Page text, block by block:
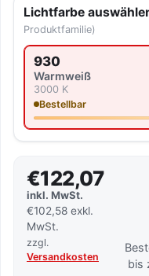
Lichtfarbe
Produktfamilie)
930
Warmweiß
3000 K
Bestellbar
Aktuell
€122,07
inkl. MwSt.
€102,58 exkl.
MwSt.
zzgl.
Versandkosten
bis